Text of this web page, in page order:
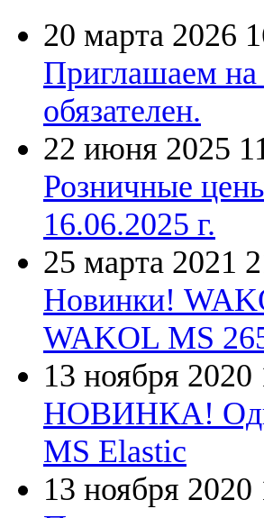
20 марта 2026
Приглашаем на
обязателен.
22 июня 2025
Розничные
16.06.2025 г.
25 марта 2021
Новинки!
WAKOL MS
13 ноября 2020
НОВИНКА!
MS Elastic
13 ноября 2020